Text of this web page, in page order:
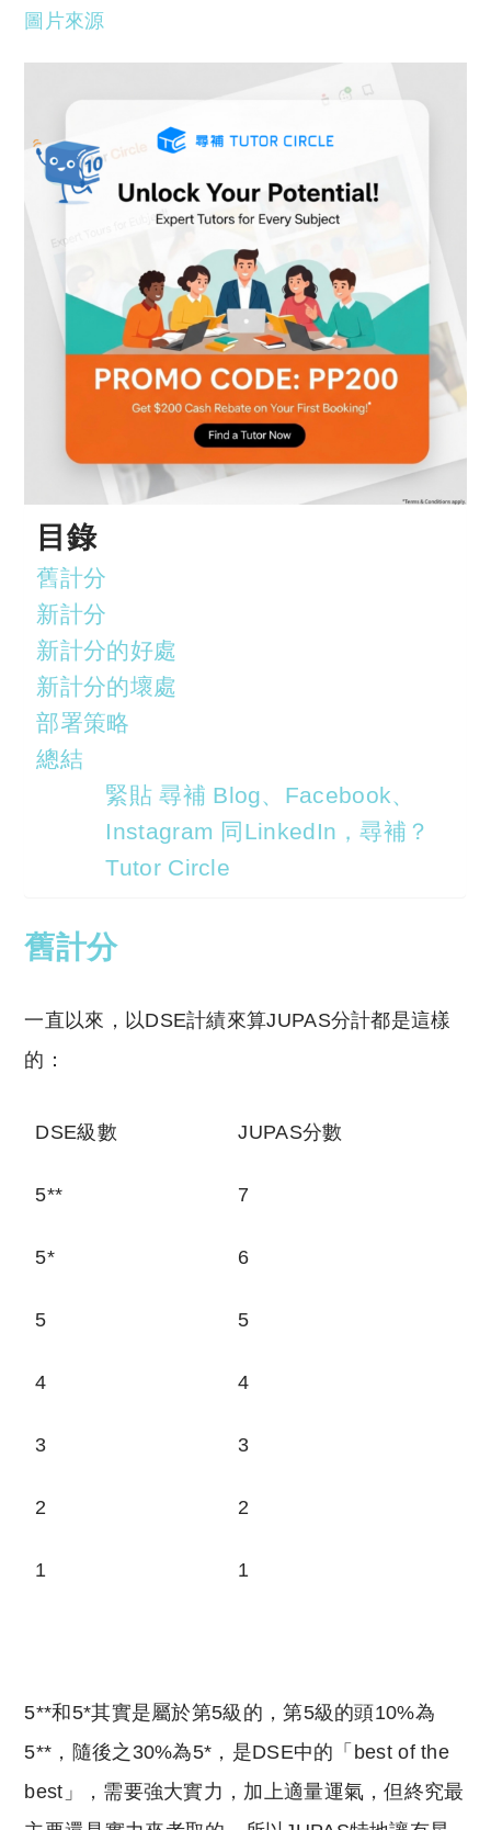
圖片來源
目錄
舊計分
新計分
新計分的好處
新計分的壞處
部署策略
總結
緊貼 尋補 Blog、Facebook、
Instagram 同LinkedIn，尋補？
Tutor Circle
舊計分
一直以來，以DSE計績來算JUPAS分計都是這樣
的：
DSE級數 JUPAS分數
5** 7
5* 6
5 5
4 4
3 3
2 2
1 1
5**和5*其實是屬於第5級的，第5級的頭10%為
5**，隨後之30%為5*，是DSE中的「best of the
best」，需要強大實力，加上適量運氣，但終究最